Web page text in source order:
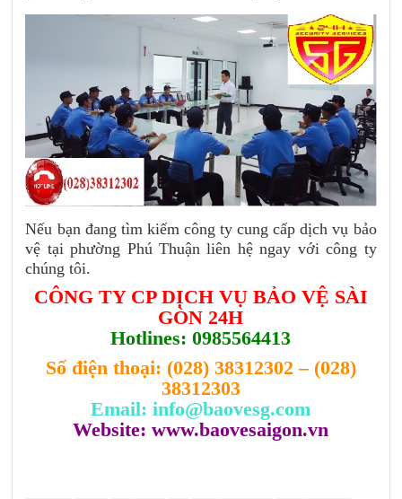
Nếu bạn đang tìm kiếm công ty cung cấp dịch vụ bảo
vệ tại phường Phú Thuận liên hệ ngay với công ty
chúng tôi.
CÔNG TY CP DỊCH VỤ BẢO VỆ SÀI
GÒN 24H
Hotlines: 0985564413
Số điện thoại: (028) 38312302 – (028)
38312303
Email: info@baovesg.com
Website: www.baovesaigon.vn